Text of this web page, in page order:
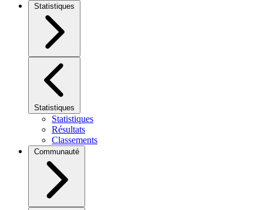
Statistiques
Statistiques
Statistiques
Résultats
Classements
Communauté